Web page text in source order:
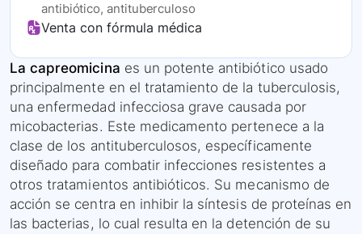
antibiótico, antituberculoso
Venta con fórmula médica
La capreomicina es un potente antibiótico usado
principalmente en el tratamiento de la tuberculosis,
una enfermedad infecciosa grave causada por
micobacterias. Este medicamento pertenece a la
clase de los antituberculosos, específicamente
diseñado para combatir infecciones resistentes a
otros tratamientos antibióticos. Su mecanismo de
acción se centra en inhibir la síntesis de proteínas en
las bacterias, lo cual resulta en la detención de su